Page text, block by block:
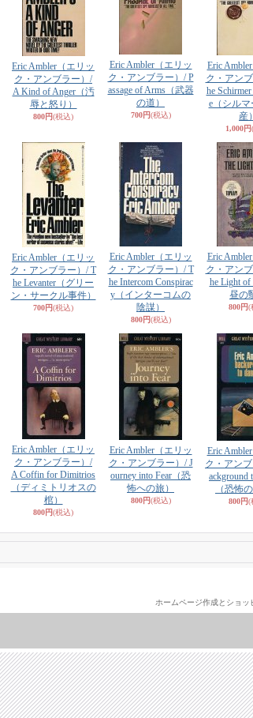
Eric Ambler（エリッ
ク・アンブラー）/
A Kind of Anger（汚
辱と怒り）
800円(税込)
Eric Ambler（エリッ
ク・アンブラー）/ P
assage of Arms（武器
の道）
700円(税込)
Eric
ク・アン
he
e（シル
産）
1,000円
Eric Ambler（エリッ
ク・アンブラー）/ T
he Levanter（グリー
ン・サークル事件）
700円(税込)
Eric Ambler（エリッ
ク・アンブラー）/ T
he Intercom Conspirac
y（インターコムの
陰謀）
800円(税込)
Eric
ク・アン
he Light
昼の
800円(
Eric Ambler（エリッ
ク・アンブラー）/
A Coffin for Dimitrios
（ディミトリオスの
棺）
800円(税込)
Eric Ambler（エリッ
ク・アンブラー）/ J
ourney into Fear（恐
怖への旅）
800円(税込)
Eric
ク・アン
ackground
（恐怖
800円(
ホームページ作成とショ